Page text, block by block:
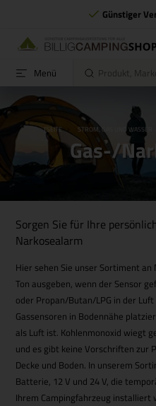
Günstiger
Menü
STARTSEITE STROM, GAS UND WASSER
Gas-/
Sorgen Sie für Ihre
Narkosealarm
Hier sehen Sie unser Sortiment
Ton ausgeben, wenn der Sensor
oder Propan/Butan/LPG in der
Gassensoren in Bodennähe
als Luft ist. Kohlenmonoxid wiegt
und es gibt keine Vorschriften zur
Decke und Boden. In unserem
Batterie, 12 V und 24 V, die
Ihrem Campingfahrzeug installiert